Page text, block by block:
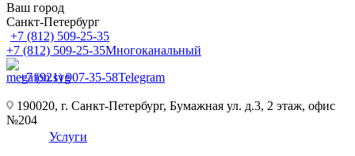
Ваш город
Санкт-Петербург
+7 (812) 509-25-35
+7 (812) 509-25-35Многоканальный
+7 (921) 907-35-58Telegram
190020, г. Санкт-Петербург, Бумажная ул. д.3, 2 этаж, офис
№204
Услуги